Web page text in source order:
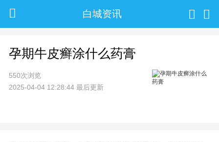
白城资讯
孕期牛皮癣涂什么药膏
550次浏览
2025-04-04 12:28:44 最后更新